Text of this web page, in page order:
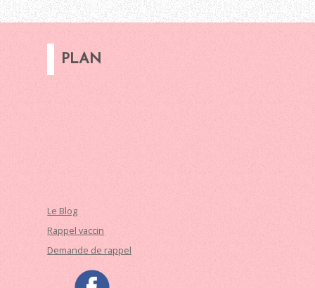
PLAN
Le Blog
Rappel vaccin
Demande de rappel